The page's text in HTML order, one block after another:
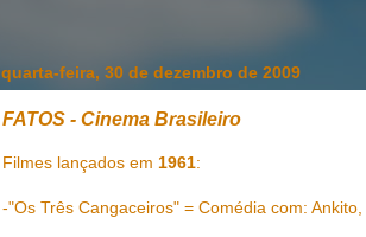
quarta-feira, 30 de dezembro de 2009
FATOS - Cinema Brasileiro
Filmes lançados em 1961:
-"Os Três Cangaceiros" = Comédia com: